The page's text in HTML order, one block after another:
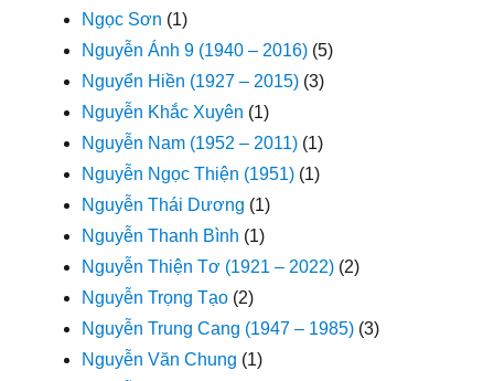
Ngọc Sơn (1)
Nguyễn Ánh 9 (1940 – 2016) (5)
Nguyển Hiền (1927 – 2015) (3)
Nguyễn Khắc Xuyên (1)
Nguyễn Nam (1952 – 2011) (1)
Nguyễn Ngọc Thiện (1951) (1)
Nguyễn Thái Dương (1)
Nguyễn Thanh Bình (1)
Nguyễn Thiện Tơ (1921 – 2022) (2)
Nguyễn Trọng Tạo (2)
Nguyễn Trung Cang (1947 – 1985) (3)
Nguyễn Văn Chung (1)